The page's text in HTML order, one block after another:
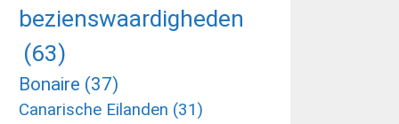
bezienswaardigheden
(63)
Bonaire (37)
Canarische Eilanden (31)